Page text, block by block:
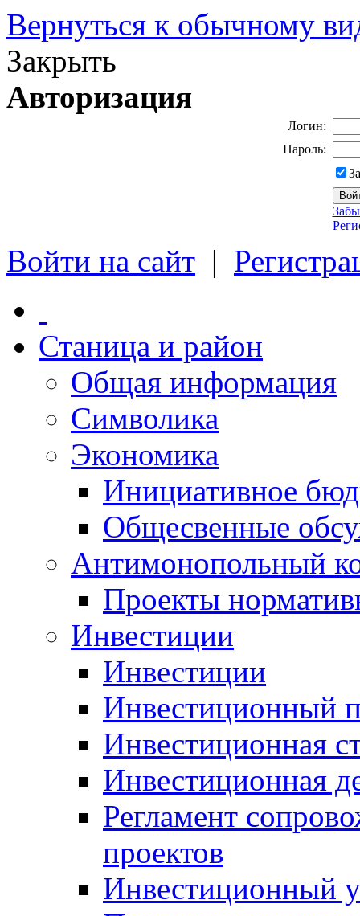
Вернуться к обычному
Закрыть
Авторизация
Логин:
Пароль:
Войти на сайт |
Станица и район
Общая информация
Символика
Экономика
Инициативное
Общесвенные
Антимонопольный
Проекты
Инвестиции
Инвестиции
Инвестиционный
Инвестиционная
Инвестиционная
Регламент
проектов
Инвестиционный